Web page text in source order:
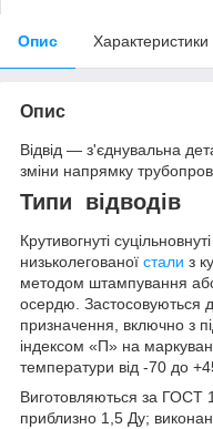
Опис Характеристики
Опис
Відвід — з'єднувальна
зміни напрямку
Типи відводів
Крутивогнуті
низьколегованої стали з
методом штампування
осердю. Застосовуються
призначення, включно з
індексом «П» на
температури від -70 до
Виготовляються за ГОСТ
приблизно 1,5 Ду;